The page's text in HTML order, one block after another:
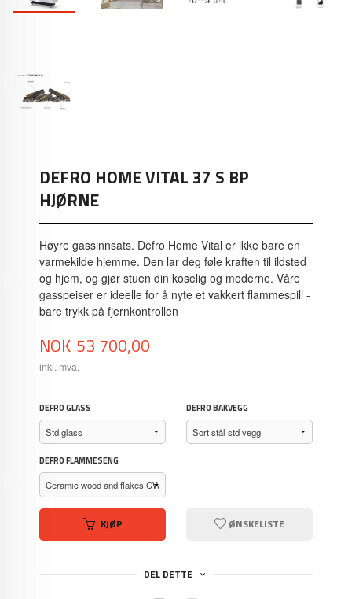
DEFRO HOME VITAL 37 S BP
HJØRNE
Høyre gassinnsats. Defro Home Vital er ikke bare en
varmekilde hjemme. Den lar deg føle kraften til ildsted
og hjem, og gjør stuen din koselig og moderne. Våre
gasspeiser er ideelle for å nyte et vakkert flammespill -
bare trykk på fjernkontrollen
Pris
NOK 53 700,00
inkl. mva.
DEFRO GLASS DEFRO BAKVEGG
DEFRO FLAMMESENG
KJØP ØNSKELISTE
DEL DETTE